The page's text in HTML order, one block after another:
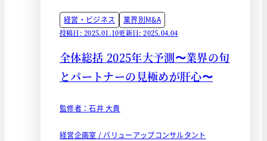
経営・ビジネス 業界別M&A
投稿日: 2025.01.10更新日: 2025.04.04
全体総括 2025年大予測〜業界の旬
とパートナーの見極めが肝心〜
監修者：石井 大貴
経営企画室 / バリューアップコンサルタント